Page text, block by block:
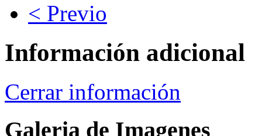
< Previo
Información adicional
Cerrar información
Galeria de Imagenes